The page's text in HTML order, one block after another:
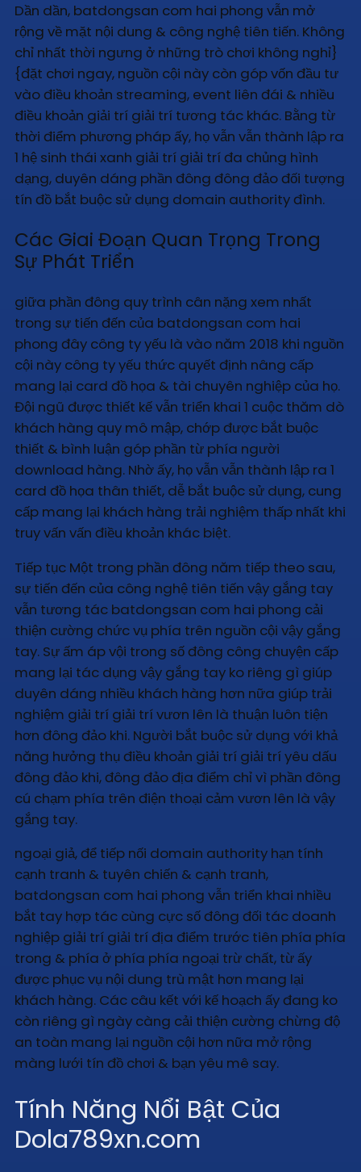
Dần dần, batdongsan com hai phong vẫn mở
rộng về mặt nội dung & công nghệ tiên tiến. Không
chỉ nhất thời ngưng ở những trò chơi không nghỉ}
{đặt chơi ngay, nguồn cội này còn góp vốn đầu tư
vào điều khoản streaming, event liên đái & nhiều
điều khoản giải trí giải trí tương tác khác. Bằng từ
thời điểm phương pháp ấy, họ vẫn vẫn thành lập ra
1 hệ sinh thái xanh giải trí giải trí đa chủng hình
dạng, duyên dáng phần đông đông đảo đối tượng
tín đồ bắt buộc sử dụng domain authority đình.
Các Giai Đoạn Quan Trọng Trong
Sự Phát Triển
giữa phần đông quy trình cân nặng xem nhất
trong sự tiến đến của batdongsan com hai
phong đây công ty yếu là vào năm 2018 khi nguồn
cội này công ty yếu thức quyết định nâng cấp
mang lại card đồ họa & tài chuyên nghiệp của họ.
Đội ngũ được thiết kế vẫn triển khai 1 cuộc thăm dò
khách hàng quy mô mập, chớp được bắt buộc
thiết & bình luận góp phần từ phía người
download hàng. Nhờ ấy, họ vẫn vẫn thành lập ra 1
card đồ họa thân thiết, dễ bắt buộc sử dụng, cung
cấp mang lại khách hàng trải nghiệm thấp nhất khi
truy vấn vấn điều khoản khác biệt.
Tiếp tục Một trong phần đông năm tiếp theo sau,
sự tiến đến của công nghệ tiên tiến vậy gắng tay
vẫn tương tác batdongsan com hai phong cải
thiện cường chức vụ phía trên nguồn cội vậy gắng
tay. Sự ấm áp vội trong số đông công chuyện cấp
mang lại tác dụng vậy gắng tay ko riêng gì giúp
duyên dáng nhiều khách hàng hơn nữa giúp trải
nghiệm giải trí giải trí vươn lên là thuận luôn tiện
hơn đông đảo khi. Người bắt buộc sử dụng với khả
năng hưởng thụ điều khoản giải trí giải trí yêu dấu
đông đảo khi, đông đảo địa điểm chỉ vì phần đông
cú chạm phía trên điện thoại cảm vươn lên là vậy
gắng tay.
ngoại giả, để tiếp nối domain authority hạn tính
cạnh tranh & tuyên chiến & cạnh tranh,
batdongsan com hai phong vẫn triển khai nhiều
bắt tay hợp tác cùng cực số đông đối tác doanh
nghiệp giải trí giải trí địa điểm trước tiên phía phía
trong & phía ở phía phía ngoại trừ chất, từ ấy
được phục vụ nội dung trù mật hơn mang lại
khách hàng. Các câu kết với kế hoạch ấy đang ko
còn riêng gì ngày càng cải thiện cường chừng độ
an toàn mang lại nguồn cội hơn nữa mở rộng
màng lưới tín đồ chơi & bạn yêu mê say.
Tính Năng Nổi Bật Của
Dola789xn.com